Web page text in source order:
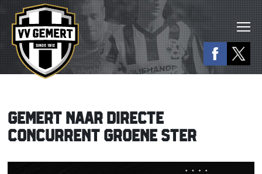
GEMERT NAAR DIRECTE
CONCURRENT GROENE STER